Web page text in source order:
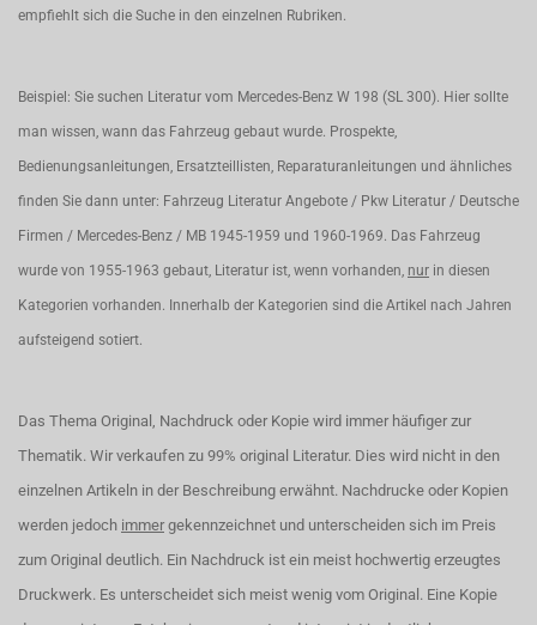
empfiehlt sich die Suche in den einzelnen Rubriken.
Beispiel: Sie suchen Literatur vom Mercedes-Benz W 198 (SL 300). Hier sollte
man wissen, wann das Fahrzeug gebaut wurde. Prospekte,
Bedienungsanleitungen, Ersatzteillisten, Reparaturanleitungen und ähnliches
finden Sie dann unter: Fahrzeug Literatur Angebote / Pkw Literatur / Deutsche
Firmen / Mercedes-Benz / MB 1945-1959 und 1960-1969. Das Fahrzeug
wurde von 1955-1963 gebaut, Literatur ist, wenn vorhanden, nur in diesen
Kategorien vorhanden. Innerhalb der Kategorien sind die Artikel nach Jahren
aufsteigend sotiert.
Das Thema Original, Nachdruck oder Kopie wird immer häufiger zur
Thematik. Wir verkaufen zu 99% original Literatur. Dies wird nicht in den
einzelnen Artikeln in der Beschreibung erwähnt. Nachdrucke oder Kopien
werden jedoch immer gekennzeichnet und unterscheiden sich im Preis
zum Original deutlich. Ein Nachdruck ist ein meist hochwertig erzeugtes
Druckwerk. Es unterscheidet sich meist wenig vom Original. Eine Kopie